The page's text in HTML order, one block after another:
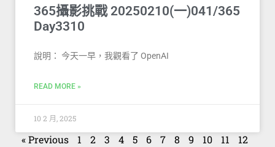
365攝影挑戰 20250210(一)041/365
Day3310
說明： 今天一早，我觀看了 OpenAI
READ MORE »
10 2 月, 2025
« Previous 1 2 3 4 5 6 7 8 9 10 11
12